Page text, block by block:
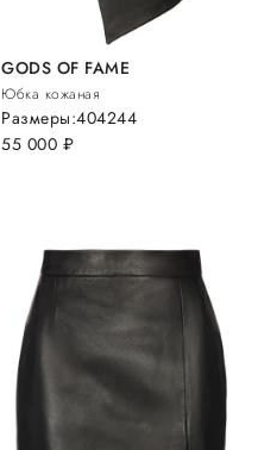
GODS OF FAME
Юбка кожаная
55 000 руб.
Размеры:404244